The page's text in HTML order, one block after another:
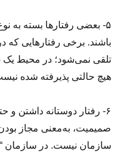
۵- بعضی رفتارها بسته به
باشند. برخی رفتارهایی
تلقی نمی‌شود؛ در محیط
هیچ حالتی پذیرفته شده
۶- رفتار دوستانه داشتن و
صمیمیت، به‌معنی مجاز
سازمان نیست. در سازمان